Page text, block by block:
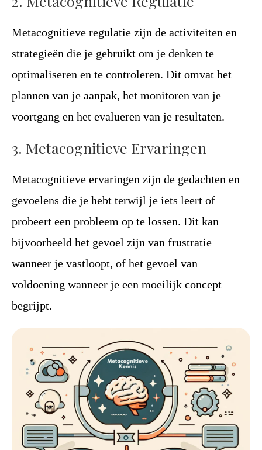
Metacognitieve regulatie zijn de activiteiten en
strategieën die je gebruikt om je denken te
optimaliseren en te controleren. Dit omvat het
plannen van je aanpak, het monitoren van je
voortgang en het evalueren van je resultaten.
3. Metacognitieve Ervaringen
Metacognitieve ervaringen zijn de gedachten en
gevoelens die je hebt terwijl je iets leert of
probeert een probleem op te lossen. Dit kan
bijvoorbeeld het gevoel zijn van frustratie
wanneer je vastloopt, of het gevoel van
voldoening wanneer je een moeilijk concept
begrijpt.